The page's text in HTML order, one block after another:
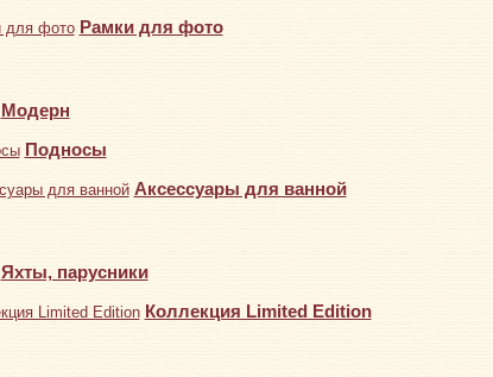
Рамки для фото
Модерн
Подносы
Аксессуары для ванной
Яхты, парусники
Коллекция Limited Edition